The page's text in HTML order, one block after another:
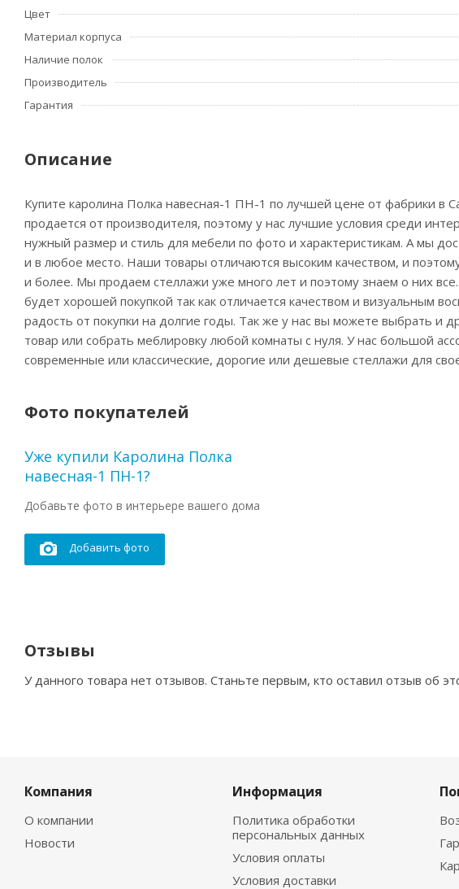
Цвет
Материал корпуса
Наличие полок
Производитель
Гарантия
Описание
Купите каролина Полка навесная-1 ПН-1 по лучшей цене от фабрики в
продается от производителя, поэтому у нас лучшие условия среди
нужный размер и стиль для мебели по фото и характеристикам. А мы
и в любое место. Наши товары отличаются высоким качеством, и
и более. Мы продаем стеллажи уже много лет и поэтому знаем о них
будет хорошей покупкой так как отличается качеством и визуальным
радость от покупки на долгие годы. Так же у нас вы можете выбрать и
товар или собрать меблировку любой комнаты с нуля. У нас большой
современные или классические, дорогие или дешевые стеллажи для
Фото покупателей
Уже купили Каролина Полка
навесная-1 ПН-1?
Добавьте фото в интерьере вашего дома
Добавить фото
Отзывы
У данного товара нет отзывов. Станьте первым, кто оставил отзыв об
Компания
О компании
Новости
Информация
Политика обработки
персональных данных
Условия оплаты
Условия доставки